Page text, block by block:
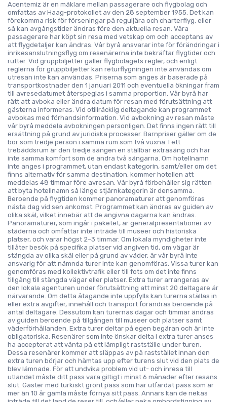
Acentemiz är en mäklare mellan passagerare och flygbolag och
omfattas av Haag-protokollet av den 28 september 1955. Det kan
förekomma risk för förseningar på reguljära och charterflyg, eller
så kan avgångstider ändras före den aktuella resan. Våra
passagerare har köpt sin resa med vetskap om och acceptans av
att flygdetaljer kan ändras. Vår byrå ansvarar inte för förändringar i
inrikesanslutningsflyg om resenärerna inte bekräftar flygtider och
rutter. Vid gruppbiljetter gäller flygbolagets regler, och enligt
reglerna för gruppbiljetter kan returflygningen inte användas om
utresan inte kan användas. Priserna som anges är baserade på
transportkostnader den 1 januari 2011 och eventuella ökningar fram
till avresedatumet återspeglas i samma proportion. Vår byrå har
rätt att avboka eller ändra datum för resan med förutsättning att
gästerna informeras. Vid otillräcklig deltagande kan programmet
avbokas med förhandsinformation. Vid avbokning av resan måste
vår byrå meddela avbokningen personligen. Det finns ingen rätt till
ersättning på grund av juridiska processer. Barnpriser gäller om de
bor som tredje person i samma rum som två vuxna. I ett
trebäddsrum är den tredje sängen en ställbar extrasäng och har
inte samma komfort som de andra två sängarna. Om hotellnamn
inte anges i programmet, utan endast kategorin, samt/eller om det
finns alternativ för samma destination, kommer hotellen att
meddelas 48 timmar före avresan. Vår byrå förbehåller sig rätten
att byta hotellnamn så länge stjärnkategorin är densamma.
Beroende på flygtiden kommer panoramaturer att genomföras
nästa dag vid sen ankomst. Programmet kan ändras av guiden av
olika skäl, vilket innebär att de angivna dagarna kan ändras.
Panoramaturer, som ingår i paketet, är generalpresentationer av
städerna och omfattar inte inträde till museer och historiska
platser, och varar högst 2–3 timmar. Om lokala myndigheter inte
tillåter besök på specifika platser vid angiven tid, om vägar är
stängda av olika skäl eller på grund av väder, är vår byrå inte
ansvarig för att nämnda turer inte kan genomföras. Vissa turer kan
genomföras med kollektivtrafik eller till fots om det inte finns
tillgång till stängda vägar eller platser. Extra turer arrangeras av
den lokala agenturen under förutsättning att minst 20 deltagare är
närvarande. Om detta åtagande inte uppfylls kan turerna ställas in
eller extra avgifter, innehåll och transport förändras beroende på
antal deltagare. Dessutom kan turernas dagar och timmar ändras
av guiden beroende på tillgången till museer och platser samt
väderförhållanden. Extra turer deltar på egen begäran och är inte
obligatoriska. Resenärer som inte önskar delta i extra turer anses
ha accepterat att vänta på ett lämpligt rastställe under turen.
Dessa resenärer kommer att släppas av på raststället innan den
extra turen börjar och hämtas upp efter turens slut vid den plats de
blev lämnade. För att undvika problem vid ut- och inresa till
utlandet måste ditt pass vara giltigt i minst 6 månader efter resans
slut. Gäster med turkiskt grönt pass som har utfärdat pass som är
mer än 10 år gamla måste förnya sitt pass. Annars kan de nekas